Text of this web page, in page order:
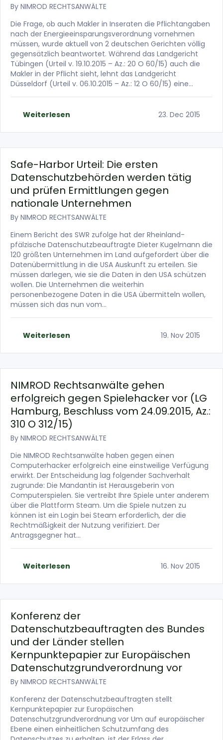
By NIMROD RECHTSANWÄLTE
Die Frage, ob auch Makler in Inseraten die Pflichtangaben
nach der Energieeinsparungsverordnung vornehmen
müssen, wurde aktuell von 2 deutschen Gerichten völlig
gegensätzlich beantwortet. Während das Landgericht
Tübingen (Urteil v. 19.10.2015 – Az.: 20 O 60/15) auch die
Makler in der Pflicht sieht, lehnt das Landgericht
Düsseldorf (Urteil v. 06.10.2015 – Az.: 12 O 60/15) eine…
Weiterlesen 23. Dec 2015
Safe-Harbor Urteil: Die ersten
Datenschutzbehörden werden tätig
und prüfen Ermittlungen gegen
nationale Unternehmen
By NIMROD RECHTSANWÄLTE
Einem Bericht des SWR zufolge hat der Rheinland-
pfälzische Datenschutzbeauftragte Dieter Kugelmann die
120 größten Unternehmen im Land aufgefordert über die
Datenübermittlung in die USA Auskunft zu erteilen. Sie
müssen darlegen, wie sie die Daten in den USA schützen
wollen. Die Unternehmen die weiterhin
personenbezogene Daten in die USA übermitteln wollen,
müssen sich das nun vom…
Weiterlesen 19. Nov 2015
NIMROD Rechtsanwälte gehen
erfolgreich gegen Spielehacker vor (LG
Hamburg, Beschluss vom 24.09.2015, Az.:
310 O 312/15)
By NIMROD RECHTSANWÄLTE
Die NIMROD Rechtsanwälte haben gegen einen
Computerhacker erfolgreich eine einstweilige Verfügung
erwirkt. Der Entscheidung lag folgender Sachverhalt
zugrunde: Die Mandantin ist Herausgeberin von
Computerspielen. Sie vertreibt Ihre Spiele unter anderem
über die Plattform Steam. Um die Spiele nutzen zu
können ist ein Login bei Steam erforderlich, der die
Rechtmäßigkeit der Nutzung verifiziert. Der
Antragsgegner hat…
Weiterlesen 16. Nov 2015
Konferenz der
Datenschutzbeauftragten des Bundes
und der Länder stellen
Kernpunktepapier zur Europäischen
Datenschutzgrundverordnung vor
By NIMROD RECHTSANWÄLTE
Konferenz der Datenschutzbeauftragten stellt
Kernpunktepapier zur Europäischen
Datenschutzgrundverordnung vor Um auf europäischer
Ebene einen einheitlichen Schutzumfang des